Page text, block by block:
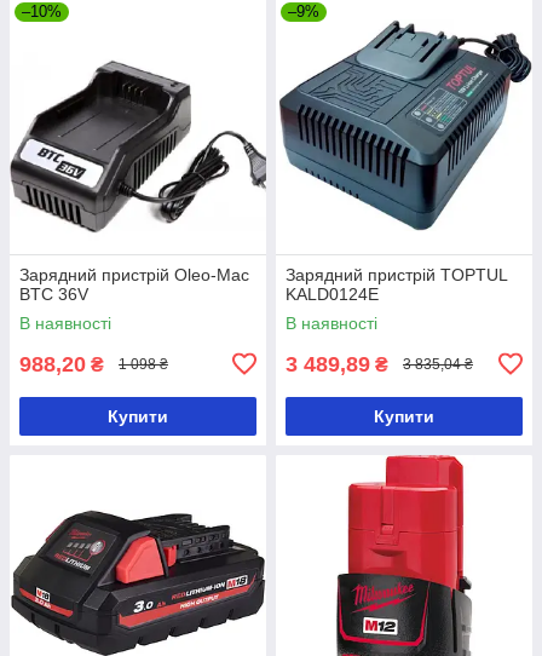
–10%
Зарядний пристрій Oleo-Mac
BTC 36V
В наявності
988,20 ₴ 1 098 ₴
Купити
–9%
Зарядний пристрій TOPTUL
KALD0124E
В наявності
3 489,89 ₴ 3 835,04 ₴
Купити